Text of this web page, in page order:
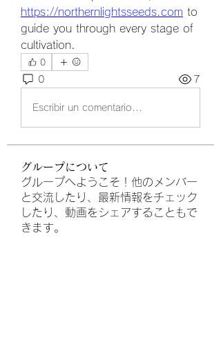
https://northernlightsseeds.com to
guide you through every stage of
cultivation.
0
0 7
Escribir un comentario...
グループについて
グループへようこそ！他のメンバー
と交流したり、最新情報をチェック
したり、動画をシェアすることもで
きます。